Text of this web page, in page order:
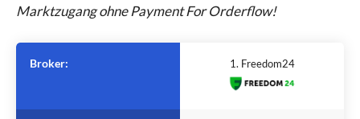
Marktzugang ohne Payment For Orderflow!
Broker: 1. Freedom24